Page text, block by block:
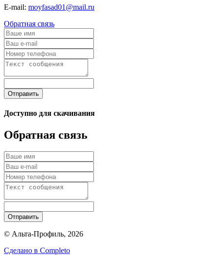
E-mail: moyfasad01@mail.ru
Обратная связь
Отправить
Доступно для скачивания
Обратная связь
Отправить
© Альта-Профиль, 2026
Сделано в Completo